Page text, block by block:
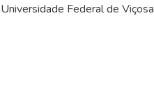
Universidade Federal de Viçosa